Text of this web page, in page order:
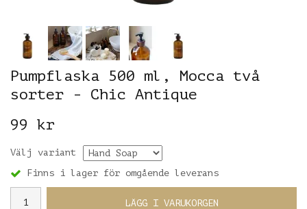
Pumpflaska 500 ml, Mocca två
sorter - Chic Antique
99 kr
Välj variant
Finns i lager för omgående leverans
LÄGG I VARUKORGEN